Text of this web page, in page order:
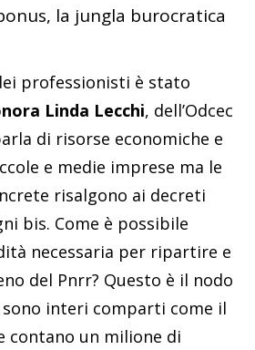
la jungla burocratica
professionisti è stato
Linda Lecchi, dell’Odcec
di risorse economiche e
e medie imprese ma le
risalgono ai decreti
bis. Come è possibile
necessaria per ripartire e
del Pnrr? Questo è il nodo
interi comparti come il
contano un milione di